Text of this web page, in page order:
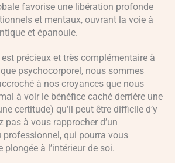
favorise une libération profonde
et mentaux, ouvrant la voie à
et épanouie.
est précieux et très complémentaire à
psychocorporel, nous sommes
à nos croyances que nous
à voir le bénéfice caché derrière une
certitude) qu’il peut être difficile d’y
pas à vous rapprocher d’un
qui pourra vous
plongée à l’intérieur de soi.